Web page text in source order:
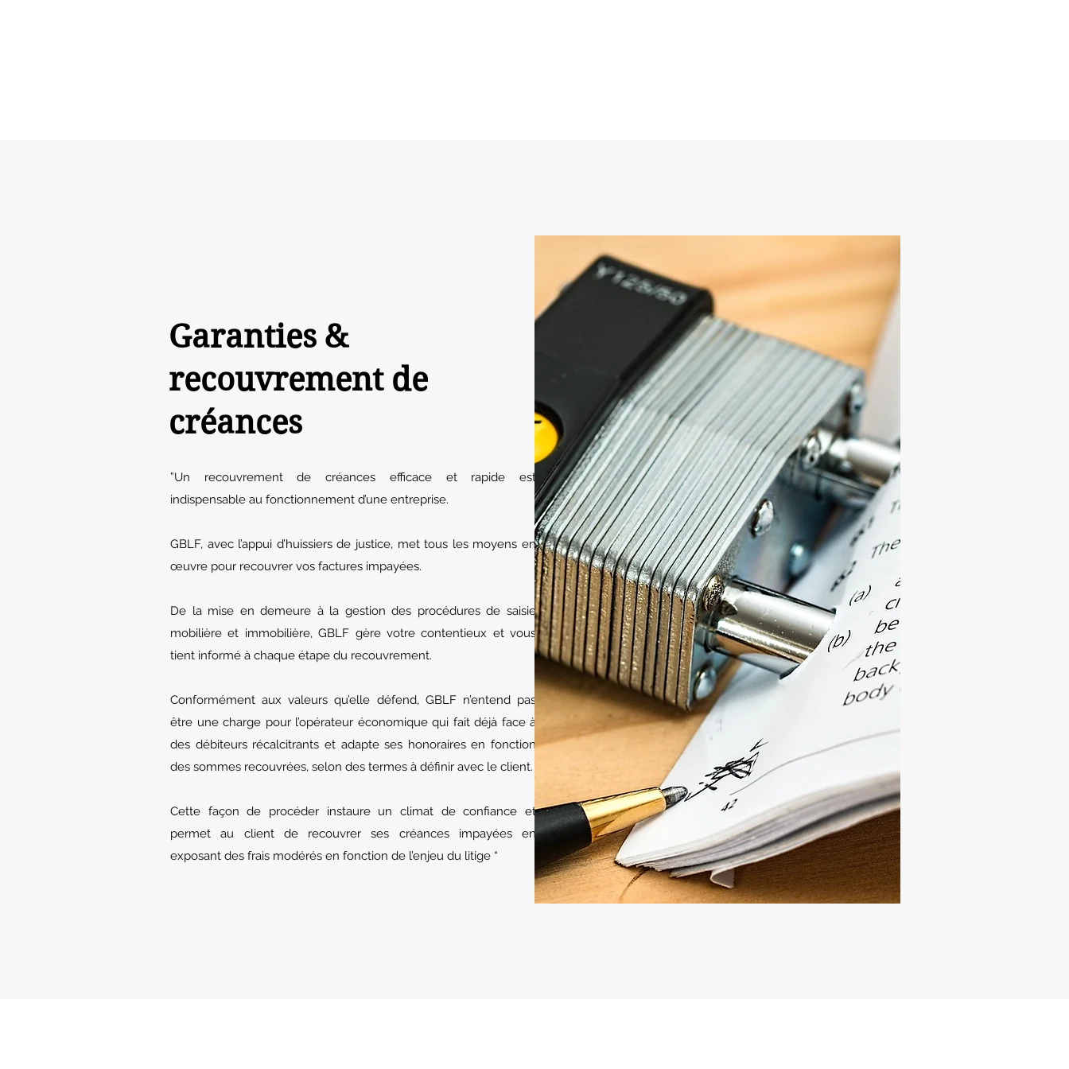
Garanties &
recouvrement de
créances
”Un recouvrement de créances efficace et rapide est
indispensable au fonctionnement d’une entreprise.
GBLF, avec l’appui d’huissiers de justice, met tous les moyens en
œuvre pour recouvrer vos factures impayées.
De la mise en demeure à la gestion des procédures de saisie
mobilière et immobilière, GBLF gère votre contentieux et vous
tient informé à chaque étape du recouvrement.
Conformément aux valeurs qu’elle défend, GBLF n’entend pas
être une charge pour l’opérateur économique qui fait déjà face à
des débiteurs récalcitrants et adapte ses honoraires en fonction
des sommes recouvrées, selon des termes à définir avec le client.
Cette façon de procéder instaure un climat de confiance et
permet au client de recouvrer ses créances impayées en
exposant des frais modérés en fonction de l’enjeu du litige “